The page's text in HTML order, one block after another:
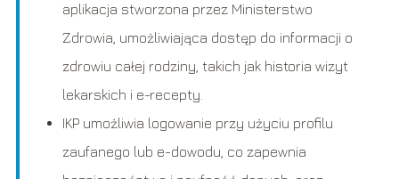
aplikacja stworzona przez Ministerstwo
Zdrowia, umożliwiająca dostęp do informacji o
zdrowiu całej rodziny, takich jak historia wizyt
lekarskich i e-recepty.
IKP umożliwia logowanie przy użyciu profilu
zaufanego lub e-dowodu, co zapewnia